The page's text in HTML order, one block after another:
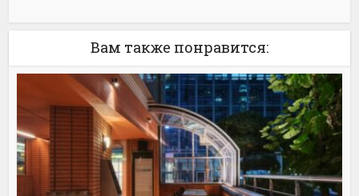
Вам также понравится: